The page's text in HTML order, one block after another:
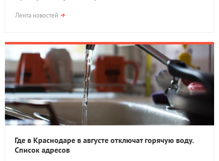
Лента новостей
Где в Краснодаре в августе отключат горячую воду.
Список адресов